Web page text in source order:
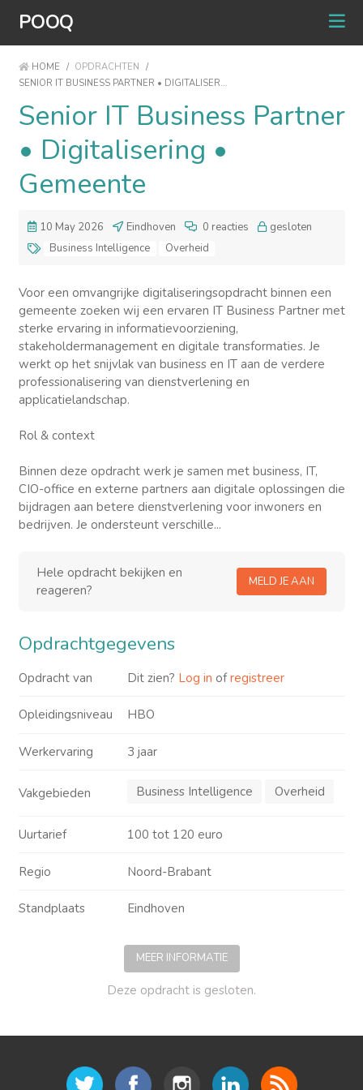
POOQ
HOME / OPDRACHTEN /
SENIOR IT BUSINESS PARTNER • DIGITALISER...
Senior IT Business Partner
• Digitalisering •
Gemeente
10 May 2026 Eindhoven 0 reacties
gesloten
Business Intelligence
Overheid
Voor een omvangrijke digitaliseringsopdracht binnen een
gemeente zoeken wij een ervaren IT Business Partner met
sterke ervaring in informatievoorziening,
stakeholdermanagement en digitale transformaties. Je
werkt op het snijvlak van business en IT aan de verdere
professionalisering van dienstverlening en
applicatielandschap.
Rol & context
Binnen deze opdracht werk je samen met business, IT,
CIO-office en externe partners aan digitale oplossingen die
bijdragen aan betere dienstverlening voor inwoners en
bedrijven. Je ondersteunt verschille...
Hele opdracht bekijken en
reageren?
MELD JE AAN
Opdrachtgegevens
Opdracht van Dit zien? Log in ofregistreer
Opleidingsniveau HBO
Werkervaring 3 jaar
Vakgebieden Business Intelligence Overheid
Uurtarief 100 tot 120 euro
Regio Noord-Brabant
Standplaats Eindhoven
MEER INFORMATIE
Deze opdracht is gesloten.